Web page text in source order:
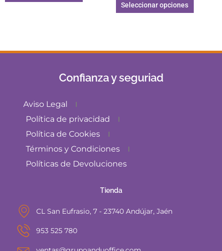
Seleccionar opciones
Confianza y seguriad
Aviso Legal
Política de privacidad
Política de Cookies
Términos y Condiciones
Políticas de Devoluciones
Tienda
CL San Eufrasio, 7 - 23740 Andújar, Jaén
953 525 780